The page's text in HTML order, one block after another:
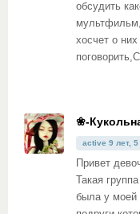
обсудить
хосчет о них
❀-
active 9 лет,
Привет
Такая
была у моей